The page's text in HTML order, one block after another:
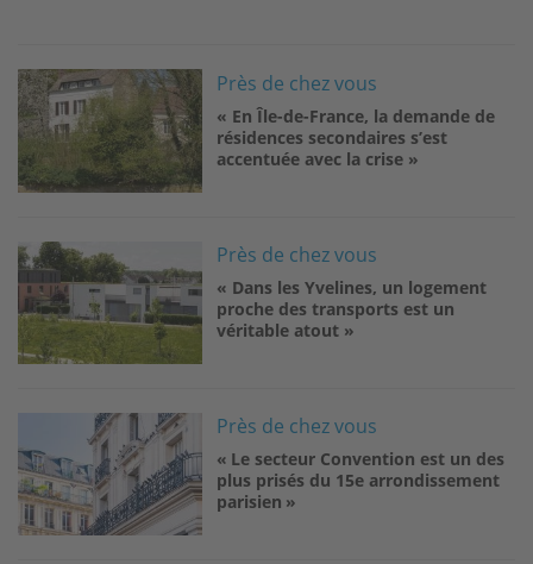
Image Près de chez vous
« En Île-de-France, la demande de
résidences secondaires s’est
accentuée avec la crise »
Image Près de chez vous
« Dans les Yvelines, un logement
proche des transports est un
véritable atout »
Près de chez vous
« Le secteur Convention est un des
plus prisés du 15e arrondissement
parisien »